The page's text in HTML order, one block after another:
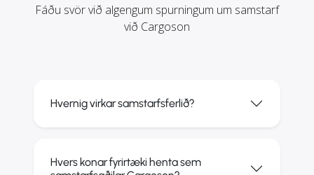
Fáðu svör við algengum spurningum um samstarf
við Cargoson
Hvernig virkar samstarfsferlið?
Hvers konar fyrirtæki henta sem